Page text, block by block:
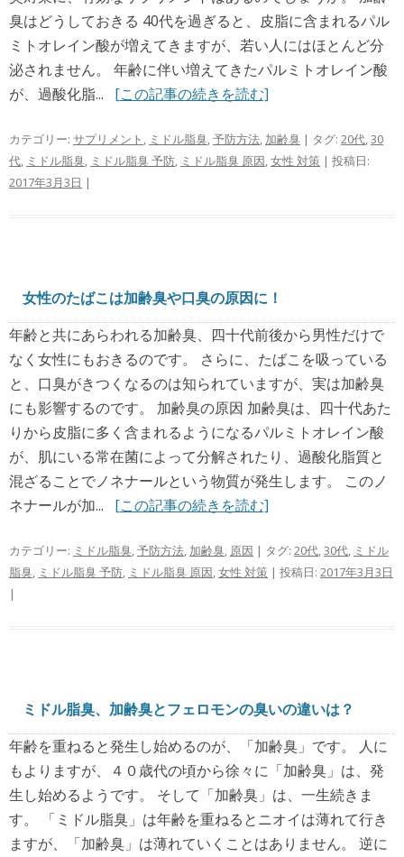
臭はどうしておきる 40代を過ぎると、皮脂に含まれるパル
ミトオレイン酸が増えてきますが、若い人にはほとんど分
泌されません。 年齢に伴い増えてきたパルミトオレイン酸
が、過酸化脂... [この記事の続きを読む]
カテゴリー: サプリメント , ミドル脂臭,予防方法, 加齢臭 | タグ: 20代,30
代, ミドル脂臭, ミドル脂臭 予防, ミドル脂臭 原因,女性 対策 | 投稿日:
2017年3月3日 |
女性のたばこは加齢臭や口臭の原因に！
年齢と共にあらわれる加齢臭、四十代前後から男性だけで
なく女性にもおきるのです。 さらに、たばこを吸っている
と、口臭がきつくなるのは知られていますが、実は加齢臭
にも影響するのです。 加齢臭の原因 加齢臭は、四十代あた
りから皮脂に多く含まれるようになるパルミトオレイン酸
が、肌にいる常在菌によって分解されたり、過酸化脂質と
混ざることでノネナールという物質が発生します。 このノ
ネナールが加... [この記事の続きを読む]
カテゴリー: ミドル脂臭,予防方法, 加齢臭, 原因 | タグ: 20代,30代, ミドル
脂臭, ミドル脂臭 予防, ミドル脂臭 原因,女性 対策 | 投稿日: 2017年3月3日
|
ミドル脂臭、加齢臭とフェロモンの臭いの違いは？
年齢を重ねると発生し始めるのが、「加齢臭」です。 人に
もよりますが、４０歳代の頃から徐々に「加齢臭」は、発
生し始めるようです。 そして「加齢臭」は、一生続きま
す。 「ミドル脂臭」は年齢を重ねるとニオイは薄れて行き
ますが、「加齢臭」は薄れていくことはありません。 逆に